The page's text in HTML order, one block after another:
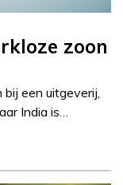
zoon
een uitgeverij,
India is…